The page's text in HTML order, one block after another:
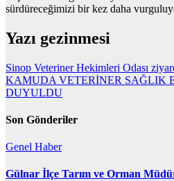
sürdüreceğimizi bir kez daha
Yazı gezinmesi
Sinop Veteriner Hekimleri Odası
KAMUDA VETERİNER SAĞLIK
DUYULDU
Son Gönderiler
Genel Haber
Gülnar İlçe Tarım ve Orman